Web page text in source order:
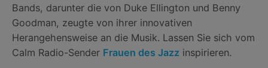
Bands, darunter die von Duke Ellington und Benny
Goodman, zeugte von ihrer innovativen
Herangehensweise an die Musik. Lassen Sie sich vom
Calm Radio-Sender Frauen des Jazz inspirieren.